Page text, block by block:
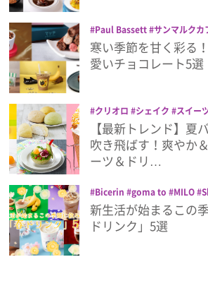
カフェ・グルメ
エンタメ
ライフスタイル
プレゼント
インタビュー
フィルム
Paul Bassett サンマルクカ
ーツ
チョコレート ドリンク
MATTE
メリーチョコレート
奈s
寒い季節を甘く彩る
愛いチョコレート5選
クリオロ シェイク スイー
ソフトクリーム
ドンク メ
ンパン ロイヤルホスト 京橋
京ばな奈s
【最新トレンド】夏
吹き飛ばす！爽やか
ーツ＆ドリ…
Bicerin goma to MILO
Shack サンマルクカフェ
チ
ドリンク
ドリンク
ばな奈シェイク
桔梗信玄餅
新生活が始まるこの
ドリンク」5選